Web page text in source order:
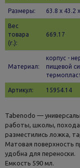
Размеры: 63.8 х 43.2
Вес
товара
(г.):
669.17
Материал:
корпус -
пищевой
Артикул: 15954.14
Tabenodo —
работы, школы, похода
разместились ложка,
Матовая поверхность
удобна для переноски.
Емкость 590 мл.